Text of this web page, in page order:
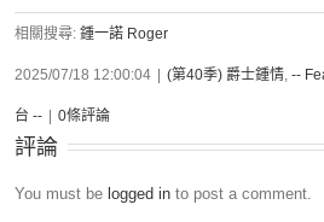
相關搜尋: 鍾一諾 Roger
2025/07/18 12:00:04 (第40季) 爵士鍾情, --
台 -- 0條評論
評論
You must be logged in to post a comment.